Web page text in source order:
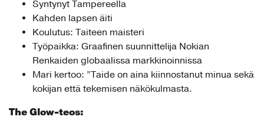
Syntynyt Tampereella
Kahden lapsen äiti
Koulutus: Taiteen maisteri
Työpaikka: Graafinen suunnittelija Nokian
Renkaiden globaalissa markkinoinnissa
Mari kertoo: ”Taide on aina kiinnostanut minua sekä
kokijan että tekemisen näkökulmasta.
The Glow-teos: